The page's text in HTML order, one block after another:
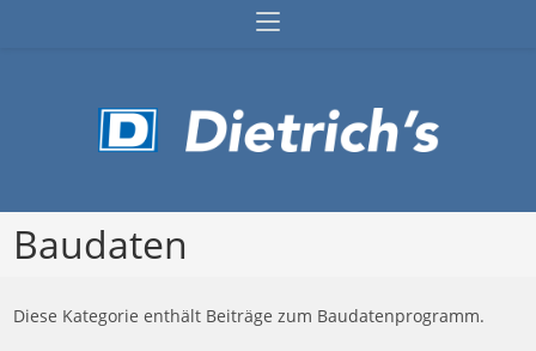
Baudaten
Diese Kategorie enthält Beiträge zum Baudatenprogramm.